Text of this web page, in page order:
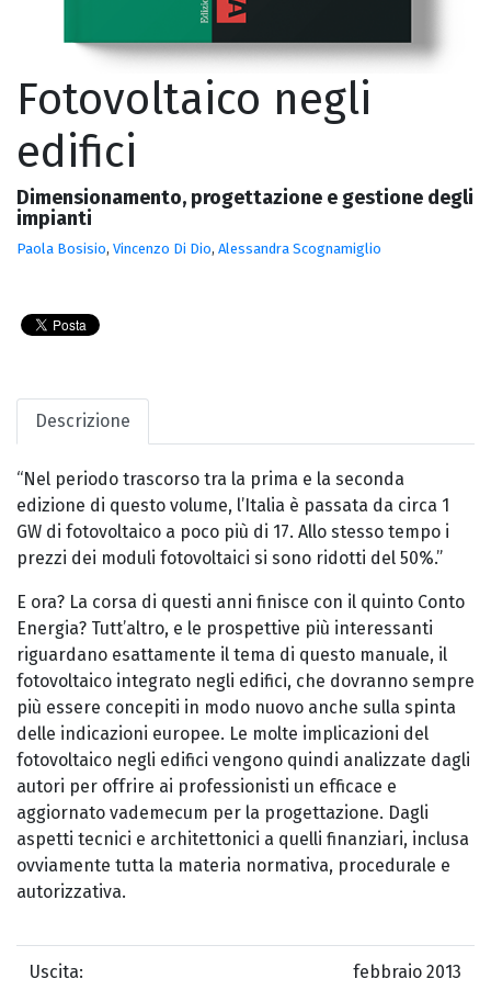
Fotovoltaico negli
edifici
Dimensionamento, progettazione e gestione degli
impianti
Paola Bosisio, Vincenzo Di Dio, Alessandra Scognamiglio
Descrizione
“Nel periodo trascorso tra la prima e la seconda
edizione di questo volume, l’Italia è passata da circa 1
GW di fotovoltaico a poco più di 17. Allo stesso tempo i
prezzi dei moduli fotovoltaici si sono ridotti del 50%.”
E ora? La corsa di questi anni finisce con il quinto Conto
Energia? Tutt’altro, e le prospettive più interessanti
riguardano esattamente il tema di questo manuale, il
fotovoltaico integrato negli edifici, che dovranno sempre
più essere concepiti in modo nuovo anche sulla spinta
delle indicazioni europee. Le molte implicazioni del
fotovoltaico negli edifici vengono quindi analizzate dagli
autori per offrire ai professionisti un efficace e
aggiornato vademecum per la progettazione. Dagli
aspetti tecnici e architettonici a quelli finanziari, inclusa
ovviamente tutta la materia normativa, procedurale e
autorizzativa.
Uscita: febbraio 2013